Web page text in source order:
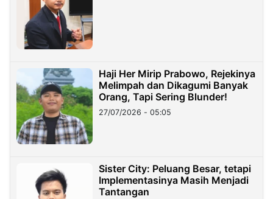
Haji Her Mirip Prabowo, Rejekinya
Melimpah dan Dikagumi Banyak
Orang, Tapi Sering Blunder!
27/07/2026 - 05:05
Sister City: Peluang Besar, tetapi
Implementasinya Masih Menjadi
Tantangan